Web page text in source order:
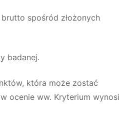
spośród złożonych
badanej.
która może zostać
ocenie ww. Kryterium wynosi